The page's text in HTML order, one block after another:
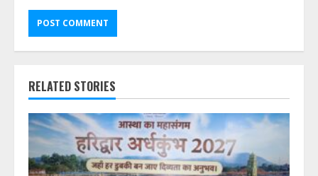
RELATED STORIES